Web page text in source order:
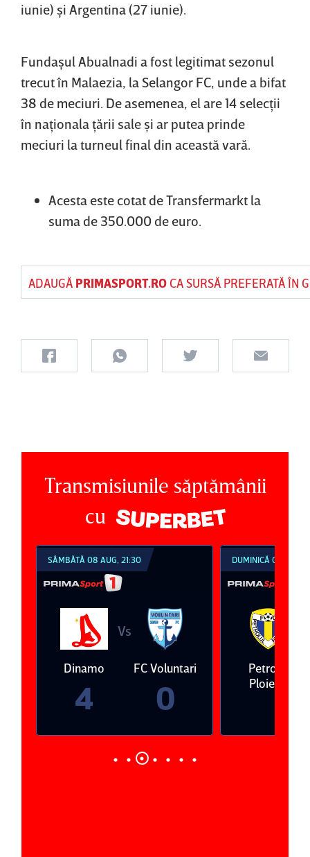
iunie) şi Argentina (27 iunie).
Fundaşul Abualnadi a fost legitimat sezonul
trecut în Malaezia, la Selangor FC, unde a bifat
38 de meciuri. De asemenea, el are 14 selecţii
în naţionala ţării sale şi ar putea prinde
meciuri la turneul final din această vară.
Acesta este cotat de Transfermarkt la
suma de 350.000 de euro.
ADAUGĂ PRIMASPORT.ROCA SURSĂ PREFERATĂ ÎN
Transmisiunile săptămânii
cu
SÂMBĂTĂ 08 AUG, 21:30
Dinamo
4
Vs
FC Voluntari
0
DUMINICĂ 09 AUG,
Petrolul
Ploieşti